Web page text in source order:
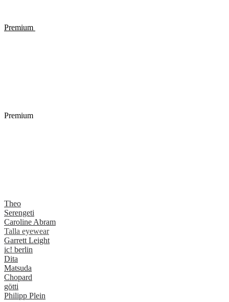
Premium
Premium
Theo
Serengeti
Caroline Abram
Talla eyewear
Garrett Leight
ic! berlin
Dita
Matsuda
Chopard
götti
Philipp Plein